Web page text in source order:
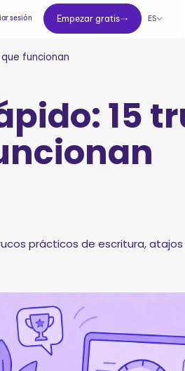
sesión Empezar gratis
Empezar gratis
ES
funcionan
15
prácticos de escritura,